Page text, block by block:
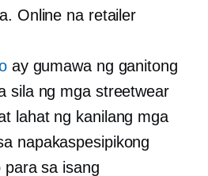
Online na retailer
ay gumawa ng ganitong
sila ng mga streetwear
lahat ng kanilang mga
napakaspesipikong
para sa isang